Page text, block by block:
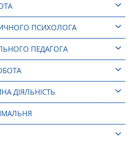
ПСИХОЛОГА
ПЕДАГОГА
ДІЯЛЬНІСТЬ